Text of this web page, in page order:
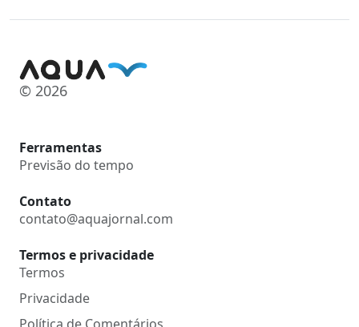
© 2026
Ferramentas
Previsão do tempo
Contato
contato@aquajornal.com
Termos e privacidade
Termos
Privacidade
Política de Comentários